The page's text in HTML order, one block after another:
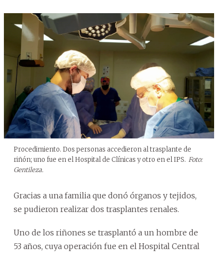
Procedimiento. Dos personas accedieron al trasplante de
riñón; uno fue en el Hospital de Clínicas y otro en el IPS. Foto:
Gentileza.
Gracias a una familia que donó órganos y tejidos,
se pudieron realizar dos trasplantes renales.
Uno de los riñones se trasplantó a un hombre de
53 años, cuya operación fue en el Hospital Central